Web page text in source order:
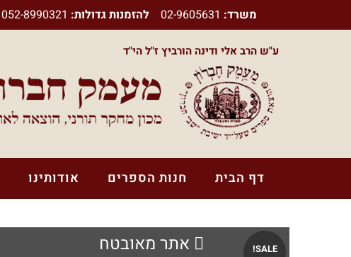
משרד: 02-9605631 להזמנות גדולות: 052-8990321
ע"ש הרב אלי ודינה הורביץ ז"ל הי"ד
דף הבית חנות הספרים אודותינו
אתר מאובטח SALE!